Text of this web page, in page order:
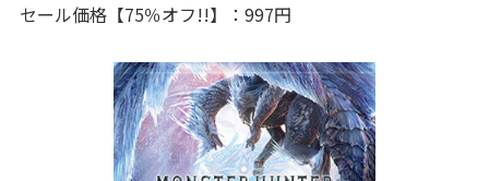
セール価格【75％オフ!!】：997円